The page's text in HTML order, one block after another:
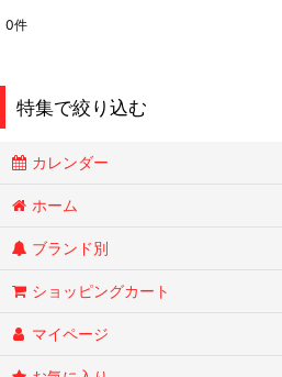
0件
特集で絞り込む
ESSENZE
カレンダー
ホーム
ブランド別
ショッピングカート
マイページ